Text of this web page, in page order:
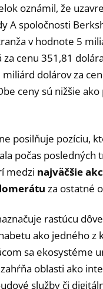
oznámil, že
A spoločnosti
v hodnote 5
cenu 351,81
dolárov za
ceny sú nižšie
posilňuje pozíciu,
počas posledných
medzi najväčšie
za ostatné
rastúcu
ako jedného z
sa ekosystéme
oblasti ako
služby či